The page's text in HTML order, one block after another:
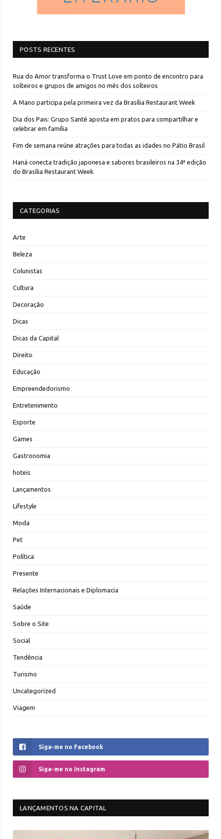
POSTS RECENTES
Rua do Amor transforma o Trust Love em ponto de encontro para
solteiros e grupos de amigos no mês dos solteiros
A Mano participa pela primeira vez da Brasília Restaurant Week
Dia dos Pais: Grupo Santé aposta em pratos para compartilhar e
celebrar em família
Fim de semana reúne atrações para todas as idades no Pátio Brasil
Haná conecta tradição japonesa e sabores brasileiros na 34ª edição
do Brasília Restaurant Week
CATEGORIAS
Arte
Beleza
Colunistas
Cultura
Decoração
Dicas
Dicas da Capital
Direito
Educação
Empreendedorismo
Entretenimento
Esporte
Games
Gastronomia
hoteis
Lançamentos
Lifestyle
Moda
Pet
Política
Presente
Relações Internacionais e Diplomacia
Saúde
Sobre o Site
Social
Tendência
Turismo
Uncategorized
Viagem
Siga-me no Facebook
Siga-me no Instagram
LANÇAMENTOS NA CAPITAL